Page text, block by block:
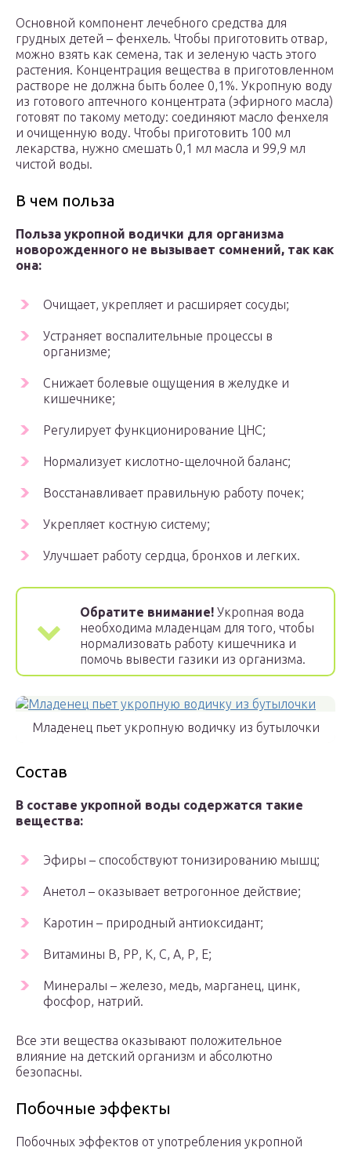
Основной компонент лечебного средства для
грудных детей – фенхель. Чтобы приготовить отвар,
можно взять как семена, так и зеленую часть этого
растения. Концентрация вещества в приготовленном
растворе не должна быть более 0,1%. Укропную воду
из готового аптечного концентрата (эфирного масла)
готовят по такому методу: соединяют масло фенхеля
и очищенную воду. Чтобы приготовить 100 мл
лекарства, нужно смешать 0,1 мл масла и 99,9 мл
чистой воды.
В чем польза
Польза укропной водички для организма
новорожденного не вызывает сомнений, так как
она:
Очищает, укрепляет и расширяет сосуды;
Устраняет воспалительные процессы в
организме;
Снижает болевые ощущения в желудке и
кишечнике;
Регулирует функционирование ЦНС;
Нормализует кислотно-щелочной баланс;
Восстанавливает правильную работу почек;
Укрепляет костную систему;
Улучшает работу сердца, бронхов и легких.
Обратите внимание! Укропная вода
необходима младенцам для того, чтобы
нормализовать работу кишечника и
помочь вывести газики из организма.
Младенец пьет укропную водичку из бутылочки
Состав
В составе укропной воды содержатся такие
вещества:
Эфиры – способствуют тонизированию мышц;
Анетол – оказывает ветрогонное действие;
Каротин – природный антиоксидант;
Витамины В, РР, К, С, А, Р, Е;
Минералы – железо, медь, марганец, цинк,
фосфор, натрий.
Все эти вещества оказывают положительное
влияние на детский организм и абсолютно
безопасны.
Побочные эффекты
Побочных эффектов от употребления укропной